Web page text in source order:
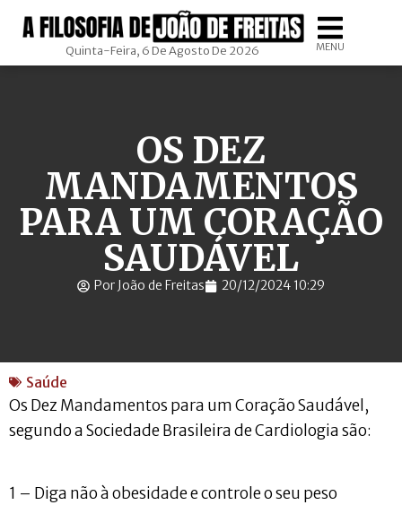
Quinta-Feira, 6 De Agosto De 2026 MENU
OS DEZ
MANDAMENTOS
PARA UM CORAÇÃO
SAUDÁVEL
Por João de Freitas 20/12/2024 10:29
Saúde
Os Dez Mandamentos para um Coração Saudável,
segundo a Sociedade Brasileira de Cardiologia são:
1 – Diga não à obesidade e controle o seu peso